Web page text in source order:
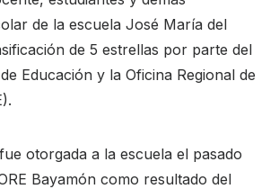
de la escuela José María del
de 5 estrellas por parte del
Educación y la Oficina Regional de
otorgada a la escuela el pasado
Bayamón como resultado del